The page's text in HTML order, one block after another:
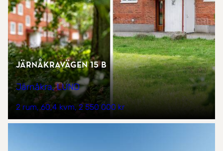
Järnåkravägen 15 B
Järnåkra, LUND
2 rum 60,4 kvm 2 550 000 kr